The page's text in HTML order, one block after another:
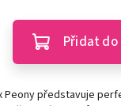
Přidat do
Peony představuje